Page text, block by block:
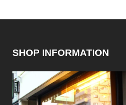
SHOP INFORMATION